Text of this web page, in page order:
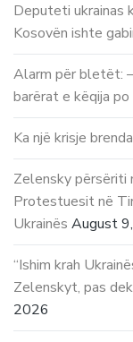
Deputeti ukrainas
Kosovën ishte
Alarm për bletët:
barërat e këqija
Ka një krisje
Zelensky përsëriti
Protestuesit në
Ukrainës August
“Ishim krah
Zelenskyt, pas
2026